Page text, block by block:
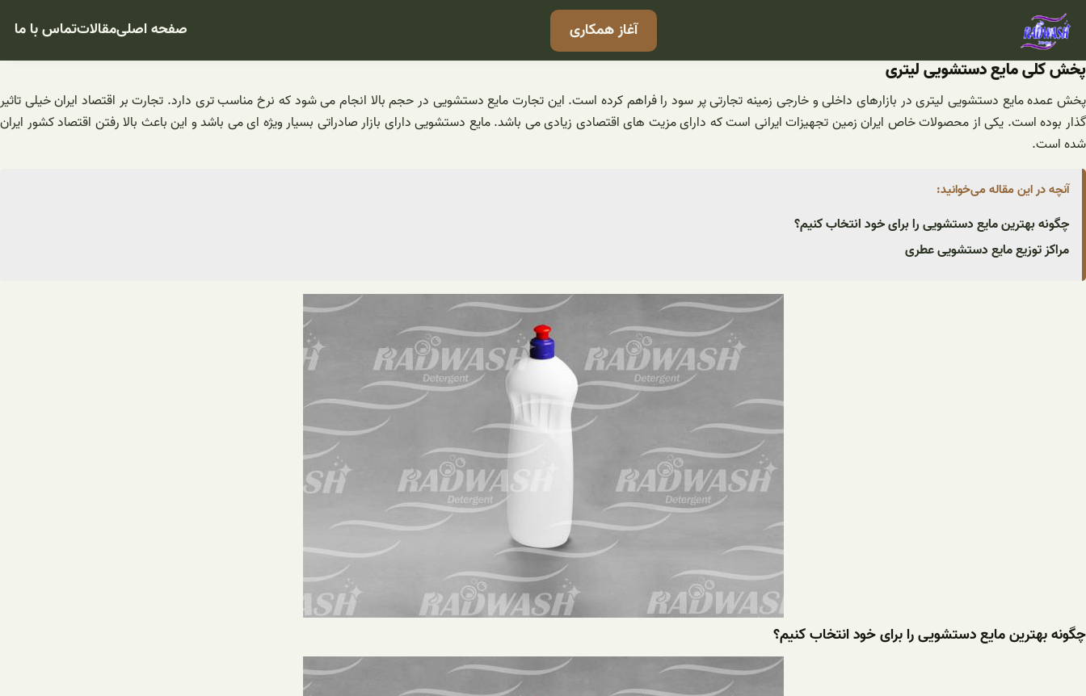
رفتن
آغاز همکاری صفحه اصلیمقالاتتماس با ما
پخش کلی مایع دستشویی لیتری
پخش عمده مایع دستشویی لیتری در بازارهای داخلی و خارجی زمینه تجارتی پر سود را فراهم کرده است. این تجارت مایع دستشویی در حجم بالا انجام می شود که نرخ مناسب تری دارد. تجارت بر اقتصاد ایران خیلی تاثیر
گذار بوده است. یکی از محصولات خاص ایران زمین تجهیزات ایرانی است که دارای مزیت های اقتصادی زیادی می باشد. مایع دستشویی دارای بازار صادراتی بسیار ویژه ای می باشد و این باعث بالا رفتن اقتصاد کشور ایران
شده است.
آنچه در این مقاله می‌خوانید:
چگونه بهترین مایع دستشویی را برای خود انتخاب کنیم؟
مراکز توزیع مایع دستشویی عطری
چگونه بهترین مایع دستشویی را برای خود انتخاب کنیم؟